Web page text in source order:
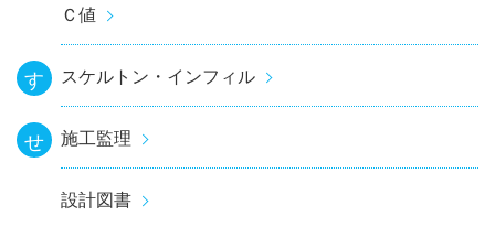
Ｃ値
す スケルトン・インフィル
せ 施工監理
設計図書